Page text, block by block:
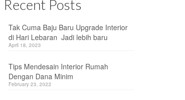
Recent Posts
Tak Cuma Baju Baru Upgrade Interior
di Hari Lebaran Jadi lebih baru
April 18, 2023
Tips Mendesain Interior Rumah
Dengan Dana Minim
February 23, 2022